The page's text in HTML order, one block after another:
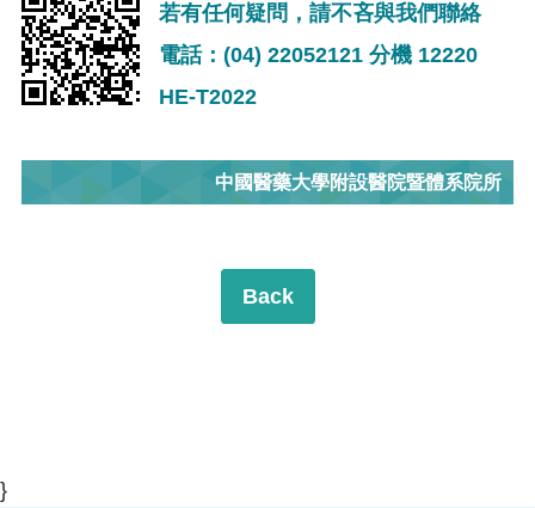
若有任何疑問，請不吝與我們聯絡
電話：(04) 22052121 分機 12220
HE-T2022
中國醫藥大學附設醫院暨體系院所
Back
}